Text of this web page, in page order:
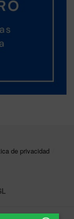
de privacidad